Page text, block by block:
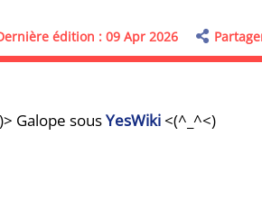
édition : 09 Apr 2026
Galope sousYesWiki <(^_^<)